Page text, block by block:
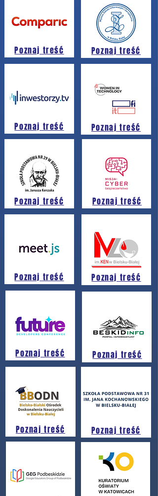
Poznaj treść Poznaj treść
Poznaj treść
Poznaj treść
Poznaj treść
Poznaj treść
Poznaj treść
Poznaj treść
Poznaj treść
Poznaj treść
Poznaj treść
Poznaj treść